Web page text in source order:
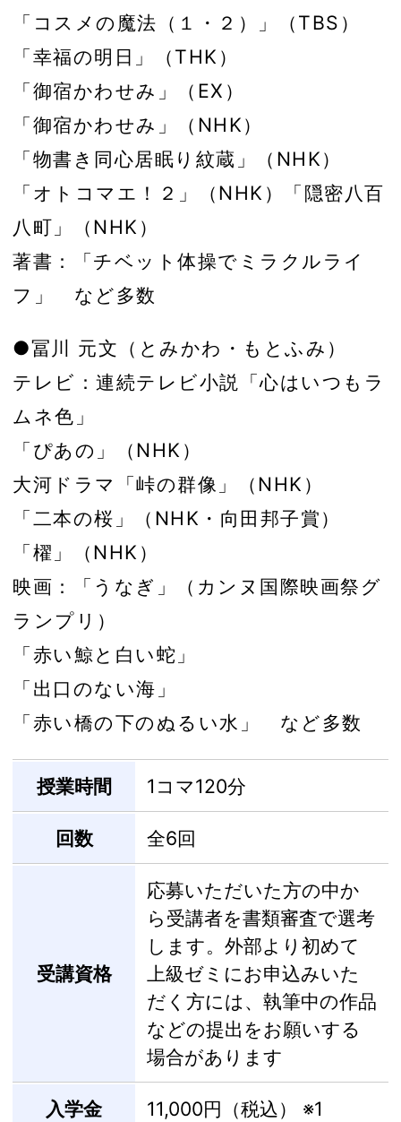
「コスメの魔法（１・２）」（TBS）
「幸福の明日」（THK）
「御宿かわせみ」（EX）
「御宿かわせみ」（NHK）
「物書き同心居眠り紋蔵」（NHK）
「オトコマエ！２」（NHK）「隠密八百
八町」（NHK）
著書：「チベット体操でミラクルライ
フ」 など多数
●冨川 元文（とみかわ・もとふみ）
テレビ：連続テレビ小説「心はいつもラ
ムネ色」
「ぴあの」（NHK）
大河ドラマ「峠の群像」（NHK）
「二本の桜」（NHK・向田邦子賞）
「櫂」（NHK）
映画：「うなぎ」（カンヌ国際映画祭グ
ランプリ）
「赤い鯨と白い蛇」
「出口のない海」
「赤い橋の下のぬるい水」 など多数
授業時間 1コマ120分
回数 全6回
受講資格
応募いただいた方の中か
ら受講者を書類審査で選考
します。外部より初めて
上級ゼミにお申込みいた
だく方には、執筆中の作品
などの提出をお願いする
場合があります
入学金 11,000円（税込） ※1